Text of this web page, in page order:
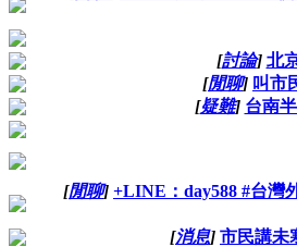
[討論] 北
[閒聊] 叫市
[疑難] 台南
[閒聊] +LINE：day588 #台灣
[消息] 市民講未